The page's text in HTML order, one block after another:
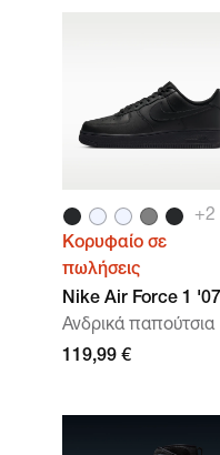
+2
Κορυφαίο σε
πωλήσεις
Nike Air Force 1 '07
Ανδρικά παπούτσια
119,99 €